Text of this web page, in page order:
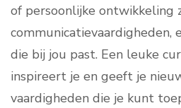
of persoonlijke ontwikkeling
communicatievaardigheden,
die bij jou past. Een leuke
inspireert je en geeft je
vaardigheden die je kunt